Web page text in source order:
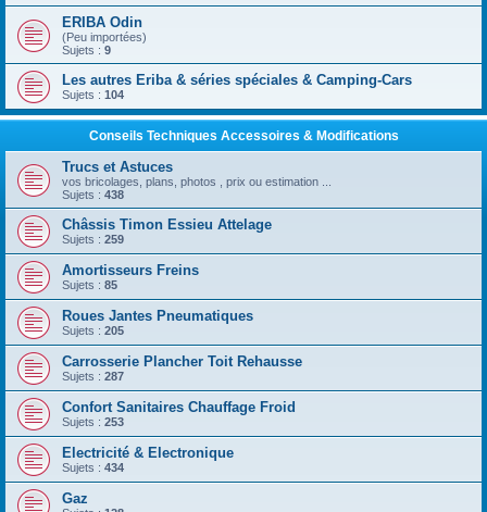
ERIBA Odin
(Peu importées)
Sujets : 9
Les autres Eriba & séries spéciales & Camping-Cars
Sujets : 104
Conseils Techniques Accessoires & Modifications
Trucs et Astuces
vos bricolages, plans, photos , prix ou estimation ...
Sujets : 438
Châssis Timon Essieu Attelage
Sujets : 259
Amortisseurs Freins
Sujets : 85
Roues Jantes Pneumatiques
Sujets : 205
Carrosserie Plancher Toit Rehausse
Sujets : 287
Confort Sanitaires Chauffage Froid
Sujets : 253
Electricité & Electronique
Sujets : 434
Gaz